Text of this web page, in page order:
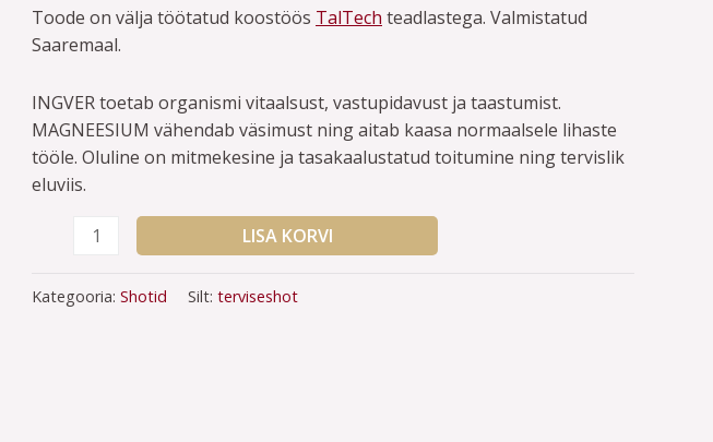
Toode on välja töötatud koostöös TalTech teadlastega. Valmistatud
Saaremaal.
INGVER toetab organismi vitaalsust, vastupidavust ja taastumist.
MAGNEESIUM vähendab väsimust ning aitab kaasa normaalsele lihaste
tööle. Oluline on mitmekesine ja tasakaalustatud toitumine ning tervislik
eluviis.
LISA KORVI
Kategooria: Shotid Silt: terviseshot